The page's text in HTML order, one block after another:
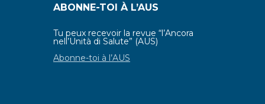
ABONNE-TOI À L’AUS
Tu peux recevoir la revue “l’Ancora
nell’Unità di Salute” (AUS)
Abonne-toi à l’AUS